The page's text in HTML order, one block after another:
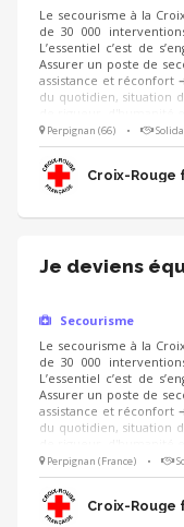
Le secourisme à la
de 30 000
L’essentiel c’est de
Assurer un poste de
assistance et réconfort
du quotidien, situation
Perpignan (66) •
Croix-
Je deviens
Secourisme
Le secourisme à la
de 30 000
L’essentiel c’est de
Assurer un poste de
assistance et réconfort
du quotidien, situation
Perpignan (France) •
Croix-